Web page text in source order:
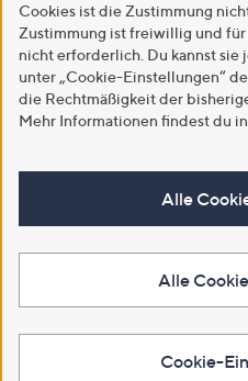
Cookies ist die Zustimmung
Zustimmung ist freiwillig und
nicht erforderlich. Du kannst
unter „Cookie-Einstellungen“
die Rechtmäßigkeit der
Mehr Informationen findest du
Alle
Alle
Cookie-